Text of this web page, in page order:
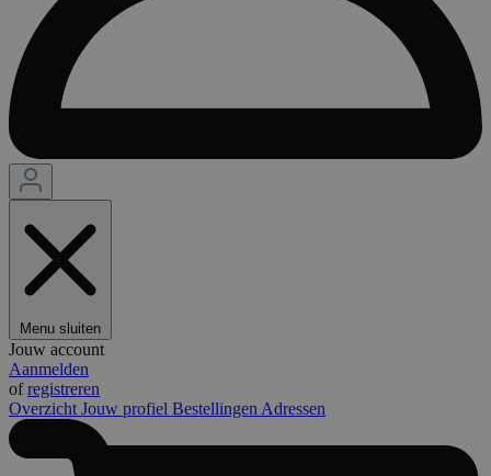
Menu sluiten
Jouw account
Aanmelden
ofregistreren
Overzicht Jouw profiel Bestellingen Adressen